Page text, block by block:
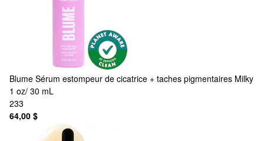
Blume Sérum estompeur de cicatrice + taches pigmentaires Milky
1 oz/ 30 mL
233
64,00 $